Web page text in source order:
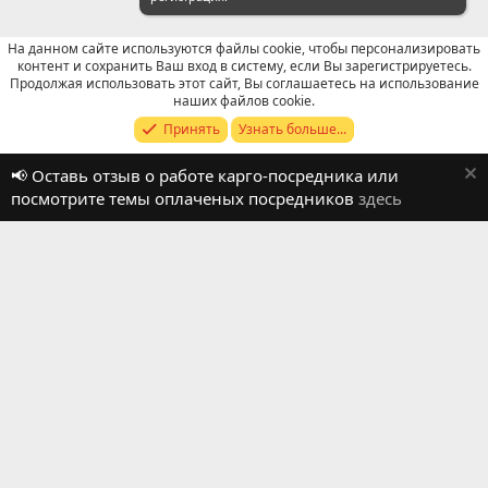
Отзывы о работе посредников
Russian (RU)
Обратная связь
Условия и правила
Политика конфиденциальности
Помощь
R
На данном сайте используются файлы cookie, чтобы персонализировать
контент и сохранить Ваш вход в систему, если Вы зарегистрируетесь.
Продолжая использовать этот сайт, Вы соглашаетесь на использование
наших файлов cookie.
Принять
Узнать больше...
📢 Оставь отзыв о работе карго-посредника или
посмотрите темы оплаченых посредников здесь